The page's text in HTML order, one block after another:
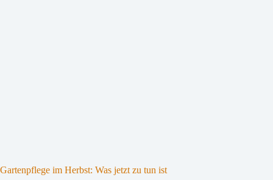
Gartenpflege im Herbst: Was jetzt zu tun ist